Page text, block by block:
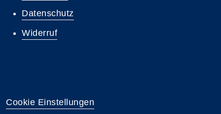
Datenschutz
Widerruf
Cookie Einstellungen